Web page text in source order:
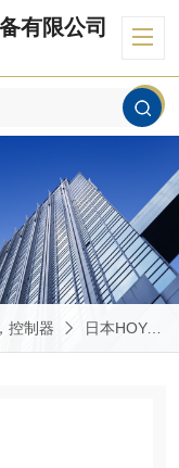
有限公司
控制器 日本HOYA豪雅